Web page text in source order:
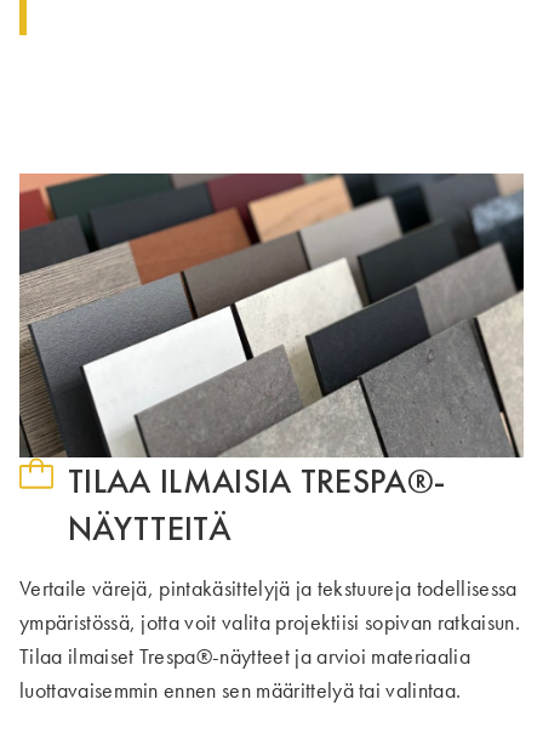
TILAA ILMAISIA TRESPA®-
NÄYTTEITÄ
Vertaile värejä, pintakäsittelyjä ja tekstuureja todellisessa
ympäristössä, jotta voit valita projektiisi sopivan ratkaisun.
Tilaa ilmaiset Trespa®-näytteet ja arvioi materiaalia
luottavaisemmin ennen sen määrittelyä tai valintaa.